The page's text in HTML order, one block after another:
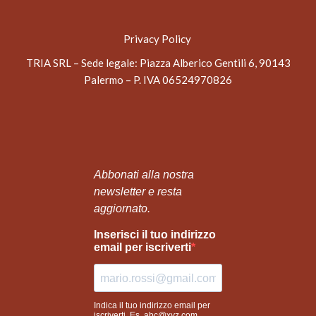
Privacy Policy
TRIA SRL – Sede legale: Piazza Alberico Gentili 6, 90143
Palermo – P. IVA 06524970826